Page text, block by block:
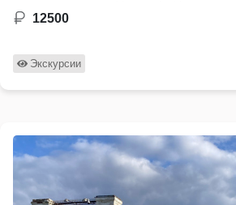
12500
Экскурсии